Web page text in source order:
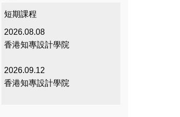
短期課程
2026.08.08
香港知專設計學院
2026.09.12
香港知專設計學院